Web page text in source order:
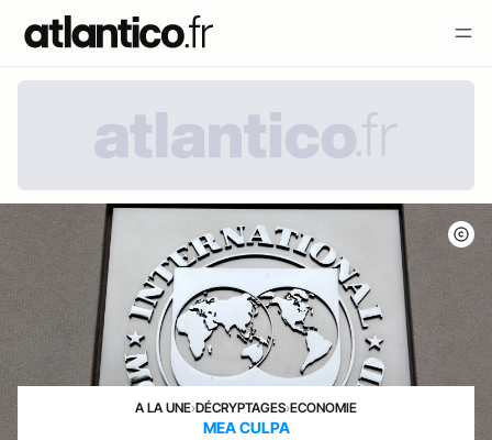
A LA UNE›DÉCRYPTAGES›ECONOMIE
MEA CULPA